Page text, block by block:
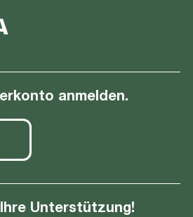
anmelden.
Unterstützung!